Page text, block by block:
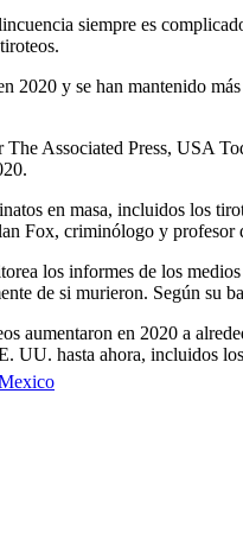
siempre es
2020 y se han mantenido
The Associated Press, USA
en masa, incluidos los
Fox, criminólogo y
los informes de los
de si murieron. Según su
aumentaron en 2020 a
UU. hasta ahora, incluidos